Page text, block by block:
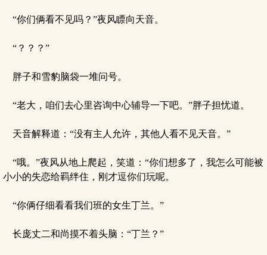
“你们俩看不见吗？”夜风瞟向天音。
“？？？”
胖子和雪豹脑袋一堆问号。
“老大，咱们去心里咨询中心辅导一下吧。”胖子担忧道。
天音解释道：“没有主人允许，其他人看不见天音。”
“哦。”夜风从地上爬起，笑道：“你们想多了，我怎么可能被
小小的失恋给羁绊住，刚才逗你们玩呢。
“你俩仔细看看我们班的女生丁兰。”
长庞丈二和尚摸不着头脑：“丁兰？”